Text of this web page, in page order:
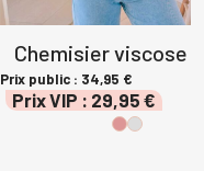
Chemisier viscose
Prix public : 34,95 €
Prix VIP : 29,95 €